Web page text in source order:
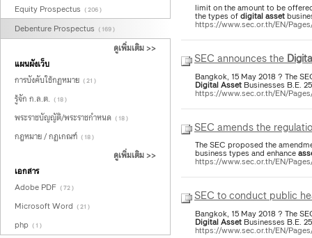
Equity Prospectus ( 206 )
Debenture Prospectus ( 169 )
ดูเพิ่มเติม >>
แผนผังเว็บ
การบังคับใช้กฏหมาย ( 21 )
รู้จัก ก.ล.ต. ( 18 )
พระราชบัญญัติ/พระราชกำหนด ( 18 )
กฎหมาย / กฏเกณฑ์ ( 18 )
ดูเพิ่มเติม >>
เอกสาร
Adobe PDF ( 72 )
Microsoft Word ( 21 )
php ( 1 )
limit on the amount to be
the types ofdigitalasset
https://www.sec.or.th/EN/
SEC announces the
Bangkok, 15 May 2018 ? The
DigitalAsset Businesses B.E.
https://www.sec.or.th/EN/
SEC amends the
The SEC proposed the
business types and enhance
https://www.sec.or.th/EN/
SEC to conduct public
Bangkok, 15 May 2018 ? The
DigitalAsset Businesses B.E.
https://www.sec.or.th/EN/